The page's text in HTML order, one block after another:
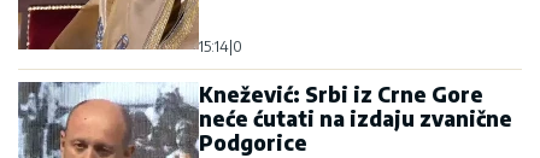
15:14 0
Knežević: Srbi iz Crne Gore
neće ćutati na izdaju zvanične
Podgorice